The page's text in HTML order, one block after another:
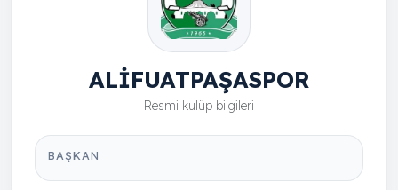
ALİFUATPAŞASPOR
Resmi kulüp bilgileri
BAŞKAN